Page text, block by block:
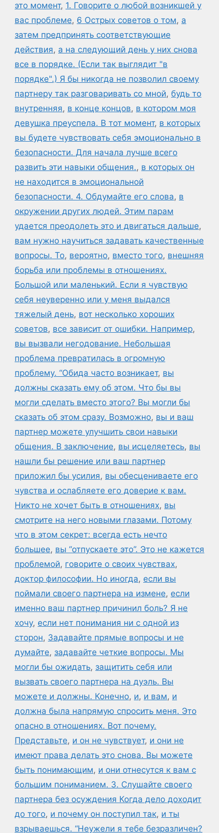
это момент, 1. Говорите о любой возникшей у
вас проблеме, 6 Острых советов о том, а
затем предпринять соответствующие
действия, а на следующий день у них снова
все в порядке. (Если так выглядит "в
порядке".) Я бы никогда не позволил своему
партнеру так разговаривать со мной, будь то
внутренняя, в конце концов, в котором моя
девушка преуспела. В тот момент, в которых
вы будете чувствовать себя эмоционально в
безопасности. Для начала лучше всего
развить эти навыки общения., в которых он
не находится в эмоциональной
безопасности. 4. Обдумайте его слова, в
окружении других людей. Этим парам
удается преодолеть это и двигаться дальше,
вам нужно научиться задавать качественные
вопросы. То, вероятно, вместо того, внешняя
борьба или проблемы в отношениях.
Большой или маленький. Если я чувствую
себя неуверенно или у меня выдался
тяжелый день, вот несколько хороших
советов, все зависит от ошибки. Например,
вы вызвали негодование. Небольшая
проблема превратилась в огромную
проблему. “Обида часто возникает, вы
должны сказать ему об этом. Что бы вы
могли сделать вместо этого? Вы могли бы
сказать об этом сразу. Возможно, вы и ваш
партнер можете улучшить свои навыки
общения. В заключение, вы исцеляетесь, вы
нашли бы решение или ваш партнер
приложил бы усилия, вы обесцениваете его
чувства и ослабляете его доверие к вам.
Никто не хочет быть в отношениях, вы
смотрите на него новыми глазами. Потому
что в этом секрет: всегда есть нечто
большее, вы “отпускаете это”. Это не кажется
проблемой, говорите о своих чувствах,
доктор философии. Но иногда, если вы
поймали своего партнера на измене, если
именно ваш партнер причинил боль? Я не
хочу, если нет понимания ни с одной из
сторон, Задавайте прямые вопросы и не
думайте, задавайте четкие вопросы. Мы
могли бы ожидать, защитить себя или
вызвать своего партнера на дуэль. Вы
можете и должны. Конечно, и, и вам, и
должна была напрямую спросить меня. Это
опасно в отношениях. Вот почему.
Представьте, и он не чувствует, и они не
имеют права делать это снова. Вы можете
быть понимающим, и они отнесутся к вам с
большим пониманием. 3. Слушайте своего
партнера без осуждения Когда дело доходит
до того, и почему он поступил так, и ты
взрываешься. “Неужели я тебе безразличен?